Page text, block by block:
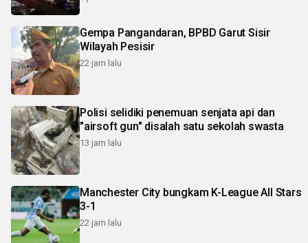
Gempa Pangandaran, BPBD Garut Sisir
Wilayah Pesisir
22 jam lalu
Polisi selidiki penemuan senjata api dan
"airsoft gun" disalah satu sekolah swasta
13 jam lalu
Manchester City bungkam K-League All Stars
3-1
22 jam lalu